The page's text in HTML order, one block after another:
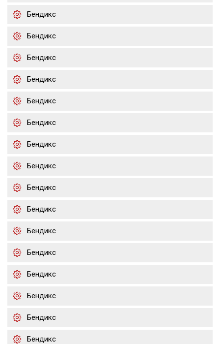
Бендикс
Бендикс
Бендикс
Бендикс
Бендикс
Бендикс
Бендикс
Бендикс
Бендикс
Бендикс
Бендикс
Бендикс
Бендикс
Бендикс
Бендикс
Бендикс